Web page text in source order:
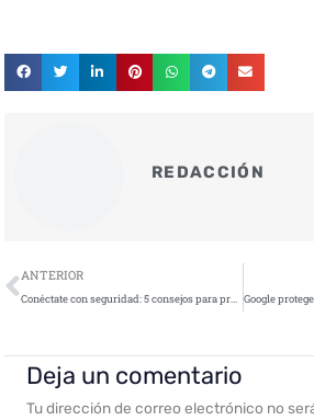
REDACCIÓN
Ant
ANTERIOR
Conéctate con seguridad: 5 consejos para proteger tus conexiones wifi en el Día Mundial del Wifi
Deja un comentario
Tu dirección de correo electrónico no